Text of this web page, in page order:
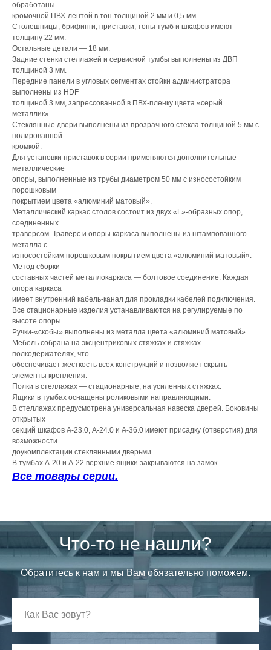
обработаны
кромочной ПВХ-лентой в тон толщиной 2 мм и 0,5 мм.
Столешницы, брифинги, приставки, топы тумб и шкафов имеют
толщину 22 мм.
Остальные детали — 18 мм.
Задние стенки стеллажей и сервисной тумбы выполнены из ДВП
толщиной 3 мм.
Передние панели в угловых сегментах стойки администратора
выполнены из HDF
толщиной 3 мм, запрессованной в ПВХ-пленку цвета «серый
металлик».
Стеклянные двери выполнены из прозрачного стекла толщиной 5 мм с
полированной
кромкой.
Для установки приставок в серии применяются дополнительные
металлические
опоры, выполненные из трубы диаметром 50 мм с износостойким
порошковым
покрытием цвета «алюминий матовый».
Металлический каркас столов состоит из двух «L»-образных опор,
соединенных
траверсом. Траверс и опоры каркаса выполнены из штампованного
металла с
износостойким порошковым покрытием цвета «алюминий матовый».
Метод сборки
составных частей металлокаркаса — болтовое соединение. Каждая
опора каркаса
имеет внутренний кабель-канал для прокладки кабелей подключения.
Все стационарные изделия устанавливаются на регулируемые по
высоте опоры.
Ручки-«скобы» выполнены из металла цвета «алюминий матовый».
Мебель собрана на эксцентриковых стяжках и стяжках-
полкодержателях, что
обеспечивает жесткость всех конструкций и позволяет скрыть
элементы крепления.
Полки в стеллажах — стационарные, на усиленных стяжках.
Ящики в тумбах оснащены роликовыми направляющими.
В стеллажах предусмотрена универсальная навеска дверей. Боковины
открытых
секций шкафов А-23.0, А-24.0 и А-36.0 имеют присадку (отверстия) для
возможности
доукомплектации стеклянными дверьми.
В тумбах А-20 и А-22 верхние ящики закрываются на замок.
Все товары серии.
Что-то не нашли?
Обратитесь к нам и мы Вам обязательно поможем.